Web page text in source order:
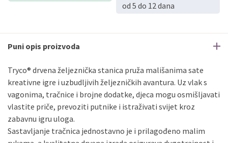
Visa Premium do
Erste
Maestro do12rata
Erste
Sve banke Visa
Jednokratno
Sve banke
Master
Jednokratno
Sve banke
ECC
od 5 do 12 dana
Puni opis proizvoda
Tryco® drvena željeznička stanica pruža mališanima sate
kreativne igre i uzbudljivih željezničkih avantura. Uz vlak s
vagonima, tračnice i brojne dodatke, djeca mogu osmišljavati
vlastite priče, prevoziti putnike i istraživati svijet kroz
zabavnu igru uloga.
Sastavljanje tračnica jednostavno je i prilagođeno malim